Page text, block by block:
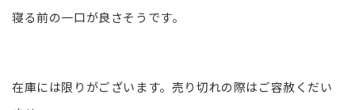
寝る前の一口が良さそうです。
在庫には限りがございます。売り切れの際はご容赦くだい